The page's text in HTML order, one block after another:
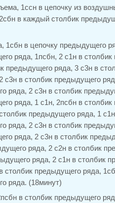
1ссн в цепочку из
в каждый столбик
1сбн в цепочку предыдущего
ряда, 1псбн, 2 с1н в
предыдущего ряда, 3 с3н в
с3н в столбик предыдущего
ряда, 2 с3н в столбик
ряда, 1 с1н, 2псбн в
предыдущего ряда, 1
ряда, 2 с3н в столбик
ряда, 2 с3н в столбик
ряда, 2 с2н в столбик
ряда, 2 с1н в столбик
столбик предыдущего ряда,
ряда. (18минут)
в столбик предыдущего